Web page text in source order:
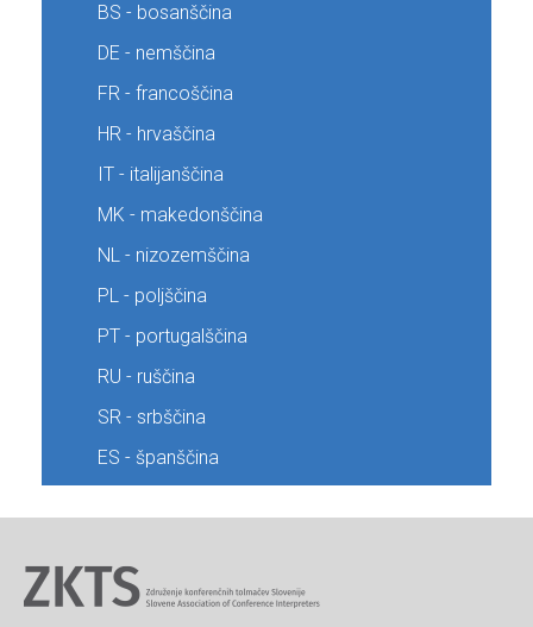
BS - bosanščina
DE - nemščina
FR - francoščina
HR - hrvaščina
IT - italijanščina
MK - makedonščina
NL - nizozemščina
PL - poljščina
PT - portugalščina
RU - ruščina
SR - srbščina
ES - španščina